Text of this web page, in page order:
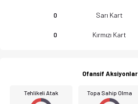
0 Sarı Kart
0 Kırmızı Kart
Ofansif Aksiyonlar
Tehlikeli Atak Topa Sahip Olma